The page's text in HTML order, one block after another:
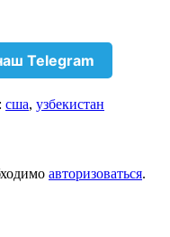
Telegram
сша, узбекистан
авторизоваться.